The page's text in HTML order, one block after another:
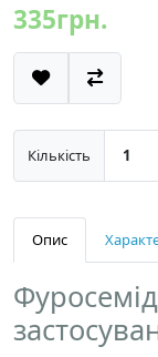
335грн.
Кількість
Опис